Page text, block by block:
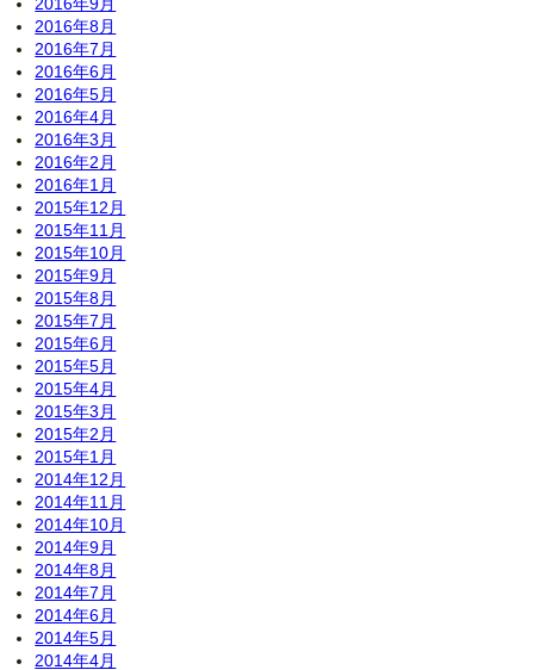
2016年8月
2016年7月
2016年6月
2016年5月
2016年4月
2016年3月
2016年2月
2016年1月
2015年12月
2015年11月
2015年10月
2015年9月
2015年8月
2015年7月
2015年6月
2015年5月
2015年4月
2015年3月
2015年2月
2015年1月
2014年12月
2014年11月
2014年10月
2014年9月
2014年8月
2014年7月
2014年6月
2014年5月
2014年4月